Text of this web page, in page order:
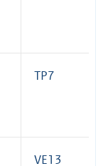
TP7
VE13